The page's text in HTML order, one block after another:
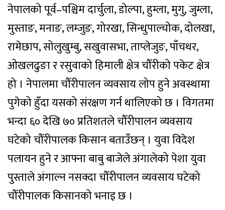
नेपालको पूर्व–पश्चिम दार्चुला, डोल्पा, हुम्ला, मुगु, जुम्ला,
मुस्ताङ, मनाङ, लम्जुङ, गोरखा, सिन्धुपाल्चोक, दोलखा,
रामेछाप, सोलुखुम्बु, सखुवासभा, ताप्लेजुङ, पाँचथर,
ओखलढुङा र रसुवाको हिमाली क्षेत्र चौँरीको पकेट क्षेत्र
हो । नेपालमा चौँरीपालन व्यवसाय लोप हुने अवस्थामा
पुगेको हुँदा यसको संरक्षण गर्न थालिएको छ । विगतमा
भन्दा ६० देखि ७० प्रतिशतले चौँरीपालन व्यवसाय
घटेको चौँरीपालक किसान बताउँछन् । युवा विदेश
पलायन हुने र आफ्ना बाबु बाजेले अंगालेको पेशा युवा
पुस्ताले अंगाल्न नसक्दा चौँरीपालन व्यवसाय घटेको
चौँरीपालक किसानको भनाइ छ ।